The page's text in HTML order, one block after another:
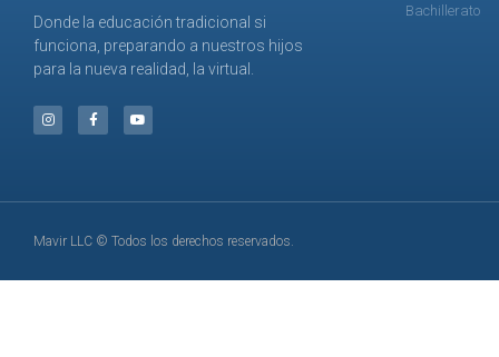
Donde la educación tradicional si
funciona, preparando a nuestros hijos
para la nueva realidad, la virtual.
Bachillerato
Mavir LLC © Todos los derechos reservados.